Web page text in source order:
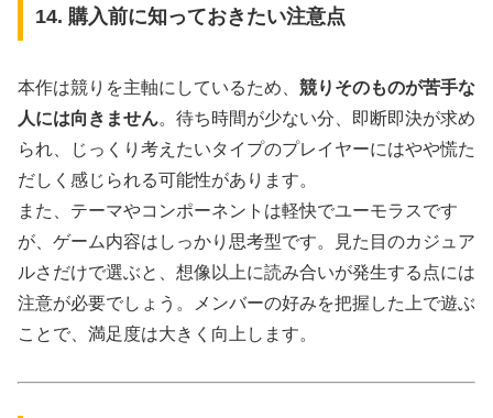
14. 購入前に知っておきたい注意点
本作は競りを主軸にしているため、 競りそのものが苦手な
人には向きません。待ち時間が少ない分、即断即決が求め
られ、じっくり考えたいタイプのプレイヤーにはやや慌た
だしく感じられる可能性があります。
また、テーマやコンポーネントは軽快でユーモラスです
が、ゲーム内容はしっかり思考型です。見た目のカジュア
ルさだけで選ぶと、想像以上に読み合いが発生する点には
注意が必要でしょう。メンバーの好みを把握した上で遊ぶ
ことで、満足度は大きく向上します。